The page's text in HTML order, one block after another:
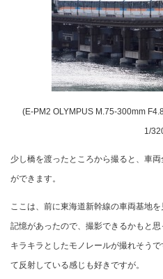
(E-PM2 OLYMPUS M.75-300mm
1/
少し橋を渡ったところから撮ると、車
ができます。
ここは、前に東海道新幹線の車両基地
記憶があったので、撮影できるかもと
キラキラとしたモノレールが撮れそう
て反射している感じも好きですが。